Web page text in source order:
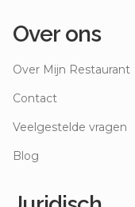
Over ons
Over Mijn Restaurant
Contact
Veelgestelde vragen
Blog